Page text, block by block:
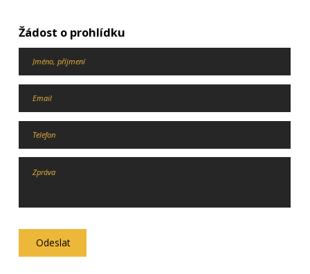
Žádost o prohlídku
Odeslat